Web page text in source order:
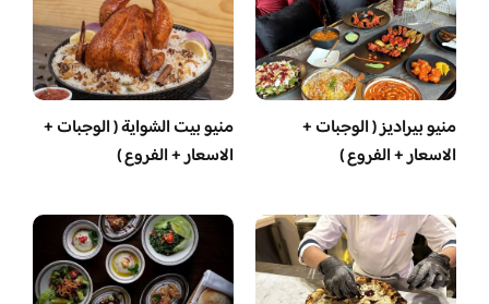
منيو بيراديز ( الوجبات +
الاسعار + الفروع )
منيو بيت الشواية ( الوجبات +
الاسعار + الفروع )